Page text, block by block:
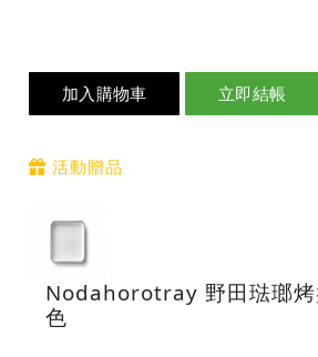
加入購物車 立即結帳
活動贈品
Nodahorotray 野田琺瑯烤
色